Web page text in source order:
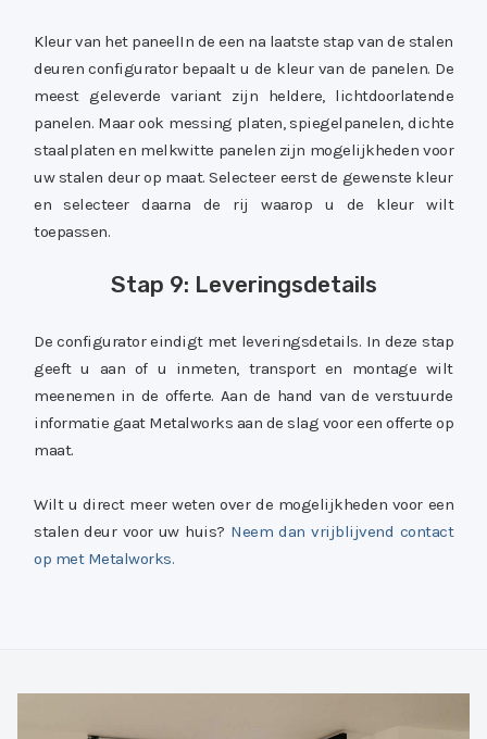
Kleur van het paneelIn de een na laatste stap van de stalen
deuren configurator bepaalt u de kleur van de panelen. De
meest geleverde variant zijn heldere, lichtdoorlatende
panelen. Maar ook messing platen, spiegelpanelen, dichte
staalplaten en melkwitte panelen zijn mogelijkheden voor
uw stalen deur op maat. Selecteer eerst de gewenste kleur
en selecteer daarna de rij waarop u de kleur wilt
toepassen.
Stap 9: Leveringsdetails
De configurator eindigt met leveringsdetails. In deze stap
geeft u aan of u inmeten, transport en montage wilt
meenemen in de offerte. Aan de hand van de verstuurde
informatie gaat Metalworks aan de slag voor een offerte op
maat.
Wilt u direct meer weten over de mogelijkheden voor een
stalen deur voor uw huis? Neem dan vrijblijvend contact
op met Metalworks.